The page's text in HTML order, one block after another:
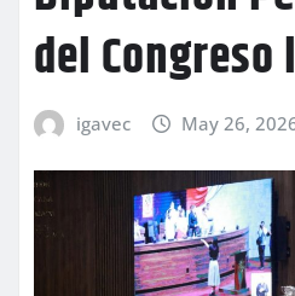
del Congreso
igavec May 26,